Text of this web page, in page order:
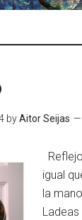
byAitor Seijas
igual
la
Ladeas